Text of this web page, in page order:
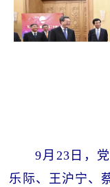
9月23日，党
乐际、王沪宁、